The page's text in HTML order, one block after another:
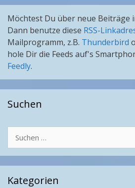
Möchtest Du über neue Beiträge
Dann benutze diese RSS-
Mailprogramm, z.B. Thunderbird
hole Dir die Feeds auf's
Feedly.
Suchen
Suchen
nach:
Kategorien